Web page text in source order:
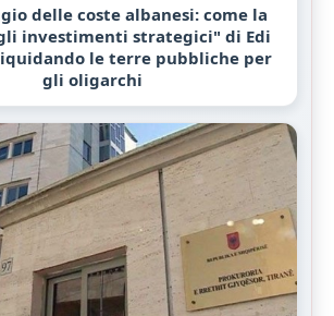
delle coste albanesi: come la
investimenti strategici" di Edi
le terre pubbliche per
gli oligarchi